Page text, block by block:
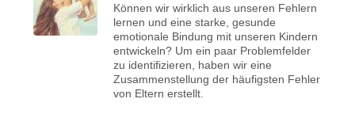
Können wir wirklich aus unseren Fehlern
lernen und eine starke, gesunde
emotionale Bindung mit unseren Kindern
entwickeln? Um ein paar Problemfelder
zu identifizieren, haben wir eine
Zusammenstellung der häufigsten Fehler
von Eltern erstellt.